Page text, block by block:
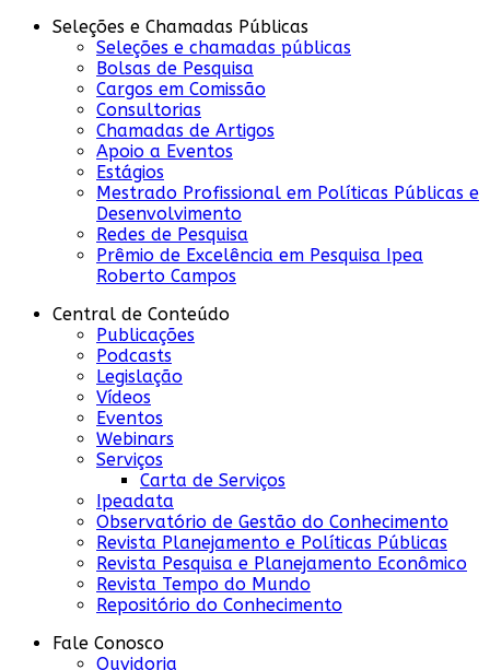
Seleções e Chamadas Públicas
Seleções e chamadas públicas
Bolsas de Pesquisa
Cargos em Comissão
Consultorias
Chamadas de Artigos
Apoio a Eventos
Estágios
Mestrado Profissional em Políticas Públicas e
Desenvolvimento
Redes de Pesquisa
Prêmio de Excelência em Pesquisa Ipea
Roberto Campos
Central de Conteúdo
Publicações
Podcasts
Legislação
Vídeos
Eventos
Webinars
Serviços
Carta de Serviços
Ipeadata
Observatório de Gestão do Conhecimento
Revista Planejamento e Políticas Públicas
Revista Pesquisa e Planejamento Econômico
Revista Tempo do Mundo
Repositório do Conhecimento
Fale Conosco
Ouvidoria